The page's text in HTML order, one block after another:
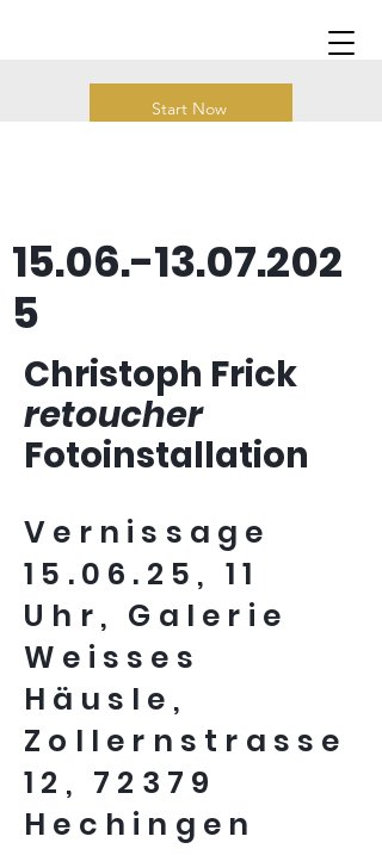
Start Now
15.06.-13.07.202
5
Christoph Frick
retoucher
Fotoinstallation
Vernissage
15.06.25, 11
Uhr, Galerie
Weisses
Häusle,
Zollernstrasse
12, 72379
Hechingen